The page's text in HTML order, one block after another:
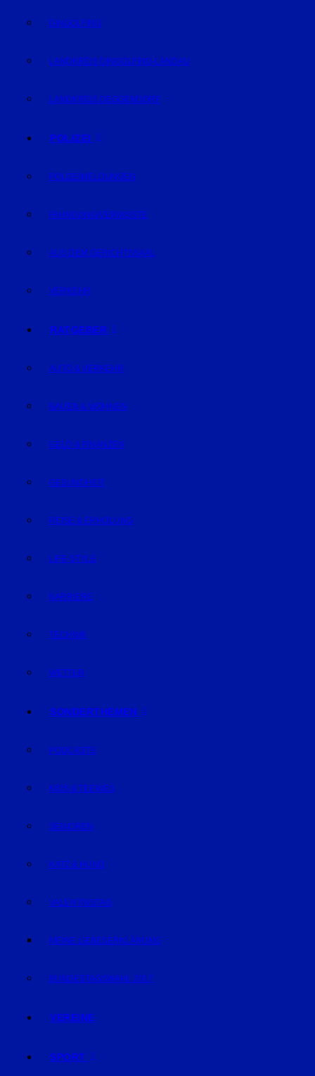
DINGOLFING
LANDKREIS DINGOLFING-LANDAU
LANDKREIS DEGGENDORF
POLIZEI
POLIZEIMELDUNGEN
FAHNDUNG/VERMISSTE
AUS DEM GERICHTSSAAL
VERKEHR
RATGEBER
AUTO & VERKEHR
BAUEN & WOHNEN
GELD & FINANZEN
GESUNDHEIT
REISE & ERHOLUNG
LIFE-STYLE
KARRIERE
TECHNIK
WETTER
SONDERTHEMEN
PODCASTS
KIDS & TEENIES
SENIOREN
KATZ & HUND
VALENTINSTAG
MEINE LIEBESERKLÄRUNG
BUNDESTAGSWAHL 2017
VEREINE
SPORT